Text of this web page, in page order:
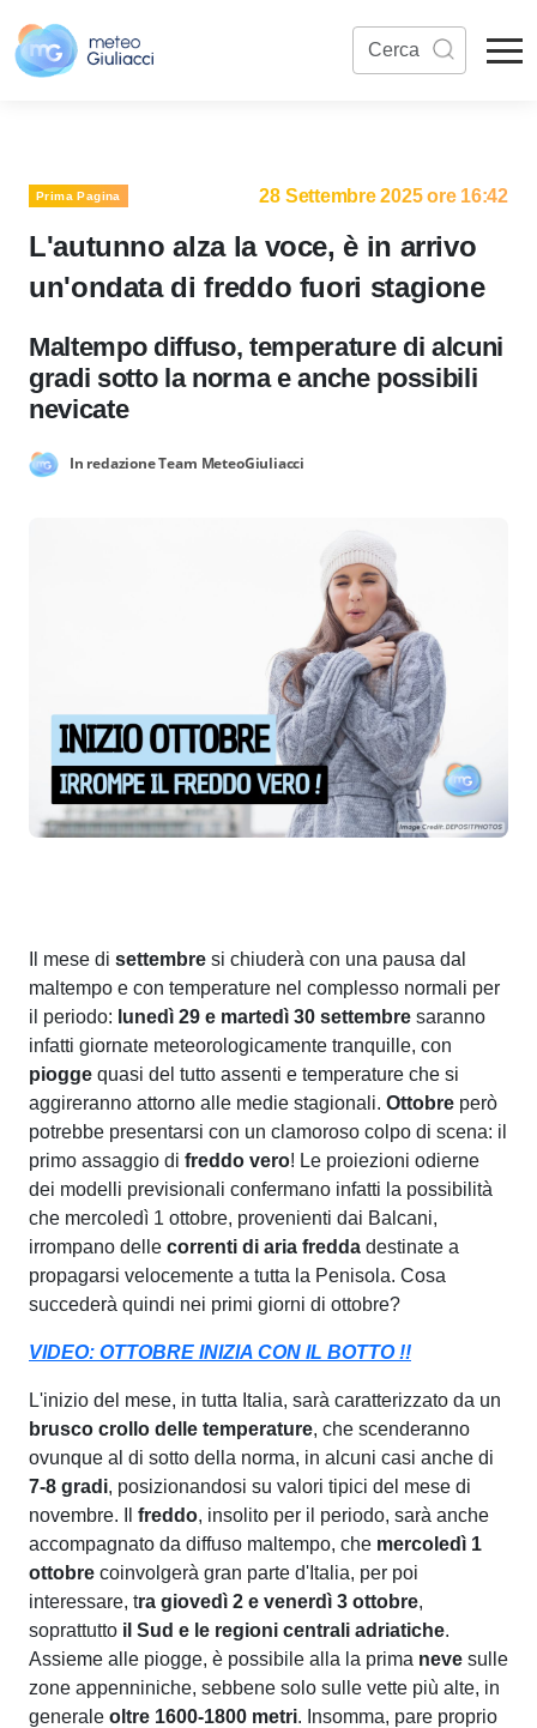
Prima Pagina 28 Settembre 2025 ore 16:42
L'autunno alza la voce, è in arrivo
un'ondata di freddo fuori stagione
Maltempo diffuso, temperature di alcuni
gradi sotto la norma e anche possibili
nevicate
In redazione Team MeteoGiuliacci
Il mese di settembre si chiuderà con una pausa dal
maltempo e con temperature nel complesso normali per
il periodo: lunedì 29 e martedì 30 settembre saranno
infatti giornate meteorologicamente tranquille, con
piogge quasi del tutto assenti e temperature che si
aggireranno attorno alle medie stagionali. Ottobre però
potrebbe presentarsi con un clamoroso colpo di scena: il
primo assaggio di freddo vero! Le proiezioni odierne
dei modelli previsionali confermano infatti la possibilità
che mercoledì 1 ottobre, provenienti dai Balcani,
irrompano delle correnti di aria fredda destinate a
propagarsi velocemente a tutta la Penisola. Cosa
succederà quindi nei primi giorni di ottobre?
VIDEO: OTTOBRE INIZIA CON IL BOTTO !!
L'inizio del mese, in tutta Italia, sarà caratterizzato da un
brusco crollo delle temperature, che scenderanno
ovunque al di sotto della norma, in alcuni casi anche di
7-8 gradi, posizionandosi su valori tipici del mese di
novembre. Il freddo, insolito per il periodo, sarà anche
accompagnato da diffuso maltempo, che mercoledì 1
ottobre coinvolgerà gran parte d'Italia, per poi
interessare, tra giovedì 2 e venerdì 3 ottobre,
soprattutto il Sud e le regioni centrali adriatiche.
Assieme alle piogge, è possibile alla la prima neve sulle
zone appenniniche, sebbene solo sulle vette più alte, in
generale oltre 1600-1800 metri. Insomma, pare proprio